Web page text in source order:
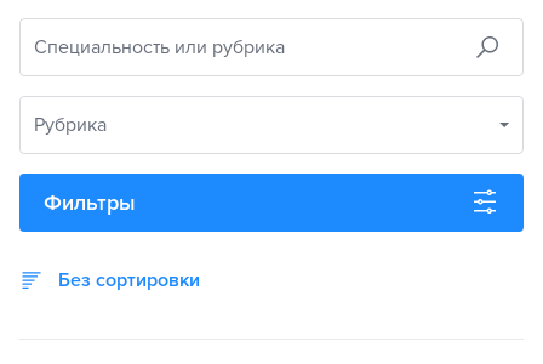
Специальность или рубрика
Рубрика
Фильтры
Без сортировки